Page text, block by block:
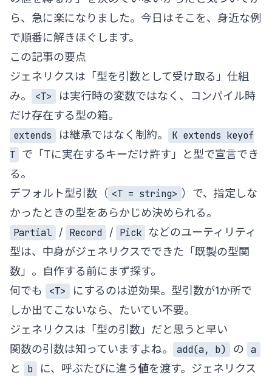
ら、急に楽になりました。今日はそこを、身近な例
で順番に解きほぐします。
この記事の要点
ジェネリクスは「型を引数として受け取る」仕組
み。
<T>
は実行時の変数ではなく、コンパイル時
だけ存在する型の箱。
extends
は継承ではなく制約。
K extends keyof
T で「Tに実在するキーだけ許す」と型で宣言でき
る。
デフォルト型引数（ <T = string> ）で、指定しな
かったときの型をあらかじめ決められる。
Partial
/ Record / Pick などのユーティリティ
型は、中身がジェネリクスでできた「既製の型関
数」。自作する前にまず探す。
何でも
<T>
にするのは逆効果。型引数が1か所で
しか出てこないなら、たいてい不要。
ジェネリクスは「型の引数」だと思うと早い
関数の引数は知っていますよね。
add(a, b) の a
と
b に、呼ぶたびに違う値を渡す。ジェネリクス